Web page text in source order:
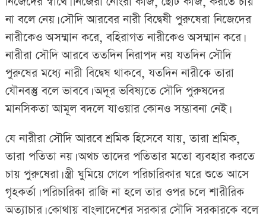
না বলে নেয়। সৌদি আরবের নারী বিদ্বেষী পুরুষেরা নিজেদের
নারীকেও অসম্মান করে, বহিরাগত নারীকেও অসম্মান করে।
নারীরা সৌদি আরবে ততদিন নিরাপদ নয় যতদিন সৌদি
পুরুষের মধ্যে নারী বিদ্বেষ থাকবে, যতদিন নারীকে তারা
যৌনবস্তু বলে ভাববে। অদূর ভবিষ্যতে সৌদি পুরুষদের
মানসিকতা আমূল বদলে যাওয়ার কোনও সম্ভাবনা নেই।
যে নারীরা সৌদি আরবে শ্রমিক হিসেবে যায়, তারা শ্রমিক,
তারা পতিতা নয়। অথচ তাদের পতিতার মতো ব্যবহার করতে
চায় পুরুষেরা। স্ত্রী ঘুমিয়ে গেলে পরিচারিকার ঘরে শুতে আসে
গৃহকর্তা। পরিচারিকা রাজি না হলে তার ওপর চলে শারীরিক
অত্যাচার। কোথায় বাংলাদেশের সরকার সৌদি সরকারকে বলে